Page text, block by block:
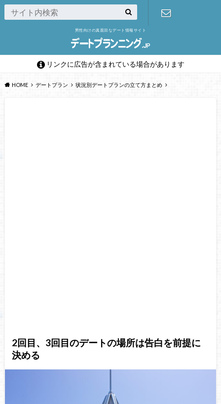
男性向けの真面目なデート情報サイト
せフォーム
リンクに広告が含まれている場合があります
HOME デートプラン 状況別デートプランの立て方まとめ
2回目、3回目のデートの場所は告白を前提に
決める